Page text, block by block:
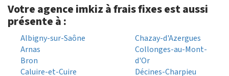
Votre agence imkiz à frais fixes est aussi
présente à :
Albigny-sur-Saône
Arnas
Bron
Caluire-et-Cuire
Chazay-d'Azergues
Collonges-au-Mont-
d'Or
Décines-Charpieu